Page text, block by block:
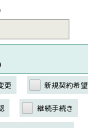
更 新規契約希望
継続手続き